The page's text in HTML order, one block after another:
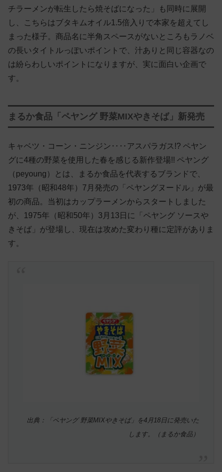
チラーメンが転生したら焼そばになった」も同時に展開
し、こちらはブタキムオイル1.5倍入りで本家を超えてし
まった様子。商品名に半角スペースがないところもラノベ
の長いタイトルっぽいポイントで、汁ありと同じ容器なの
は紛らわしいポイントになりますが、実に面白い企画で
す。
まるか食品「ペヤング 野菜MIXやきそば」新発売
キャベツ・コーン・ニンジン‥‥アスパラガス!? ペヤン
グに4種の野菜を使用した春を感じる新作登場!! ペヤング
（peyoung）とは、まるか食品を代表するブランドで、
1973年（昭和48年）7月発売の「ペヤングヌードル」が最
初の商品。当初はカップラーメンからスタートしました
が、1975年（昭和50年）3月13日に「ペヤング ソースや
きそば」が登場し、現在は攻めた変わり種に定評がありま
す。
出典：「ペヤング 野菜MIXやきそば」を4月18日に発売いた
します。（まるか食品）